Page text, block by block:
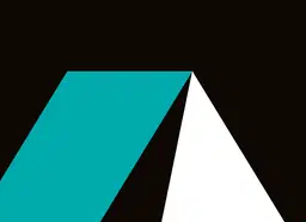
Categoría: Volti TV